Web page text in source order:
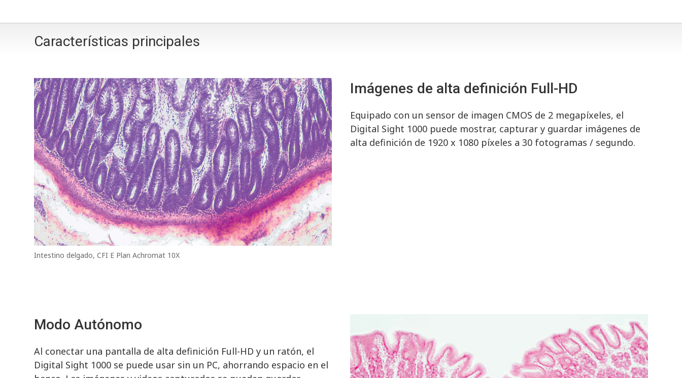
Características principales
Imágenes de alta definición Full-HD
Equipado con un sensor de imagen CMOS de 2 megapíxeles, el
Digital Sight 1000 puede mostrar, capturar y guardar imágenes de
alta definición de 1920 x 1080 píxeles a 30 fotogramas / segundo.
Intestino delgado, CFI E Plan Achromat 10X
Modo Autónomo
Al conectar una pantalla de alta definición Full-HD y un ratón, el
Digital Sight 1000 se puede usar sin un PC, ahorrando espacio en el